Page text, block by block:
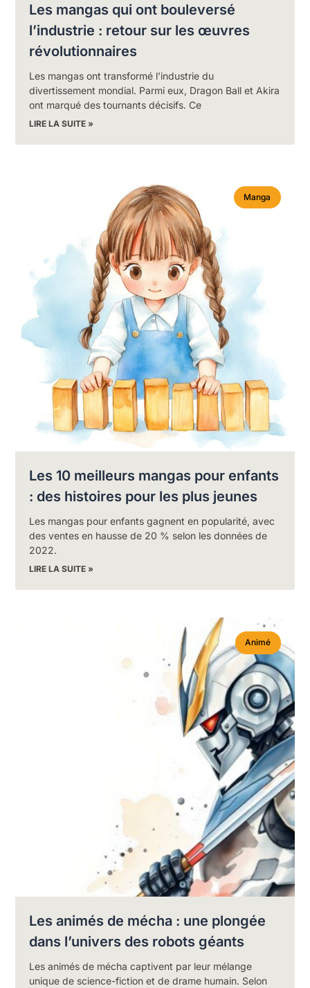
Les mangas qui ont bouleversé
l’industrie : retour sur les œuvres
révolutionnaires
Les mangas ont transformé l’industrie du
divertissement mondial. Parmi eux, Dragon Ball et Akira
ont marqué des tournants décisifs. Ce
LIRE LA SUITE »
Manga
Les 10 meilleurs mangas pour enfants
: des histoires pour les plus jeunes
Les mangas pour enfants gagnent en popularité, avec
des ventes en hausse de 20 % selon les données de
2022.
LIRE LA SUITE »
Animé
Les animés de mécha : une plongée
dans l’univers des robots géants
Les animés de mécha captivent par leur mélange
unique de science-fiction et de drame humain. Selon